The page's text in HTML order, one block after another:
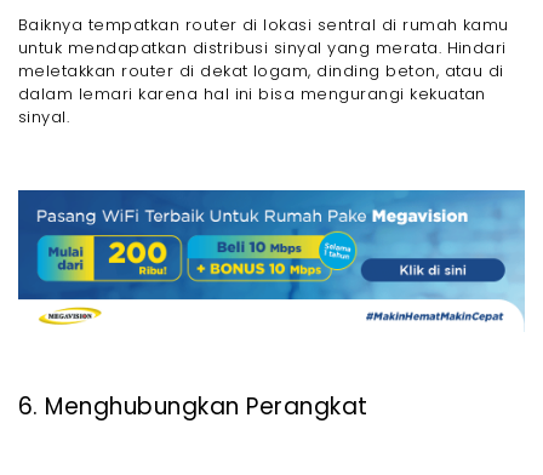
Baiknya tempatkan router di lokasi sentral di rumah kamu
untuk mendapatkan distribusi sinyal yang merata. Hindari
meletakkan router di dekat logam, dinding beton, atau di
dalam lemari karena hal ini bisa mengurangi kekuatan
sinyal.
6. Menghubungkan Perangkat